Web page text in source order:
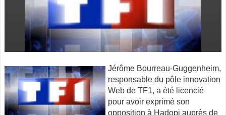
Jérôme Bourreau-Guggenheim,
responsable du pôle innovation
Web de TF1, a été licencié
pour avoir exprimé son
opposition à Hadopi auprès de